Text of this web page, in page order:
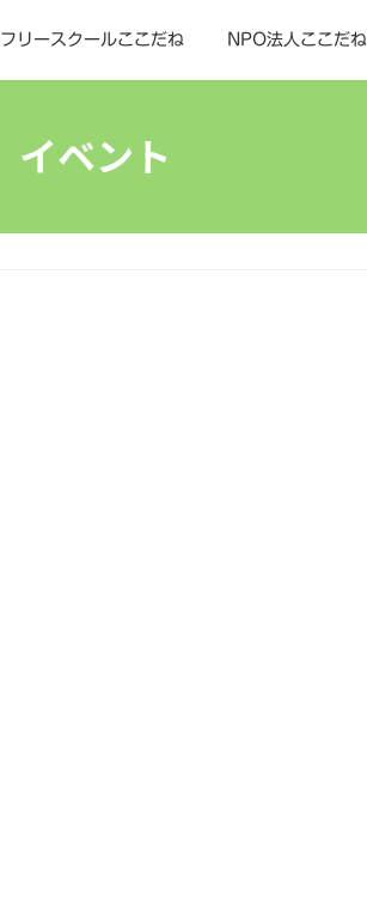
フリースクールここだね NPO法人ここだね
イベント